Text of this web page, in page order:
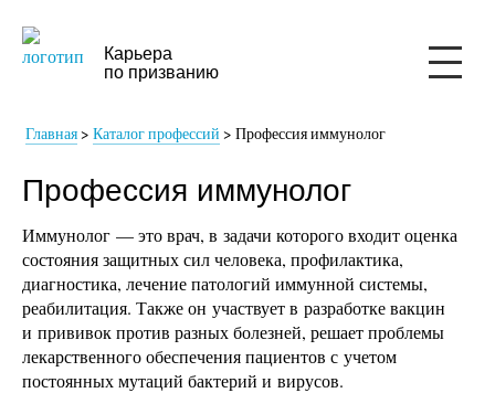
Карьера
по призванию
Главная> Каталог профессий > Профессия иммунолог
Профессия иммунолог
Иммунолог — это врач, в задачи которого входит оценка
состояния защитных сил человека, профилактика,
диагностика, лечение патологий иммунной системы,
реабилитация. Также он участвует в разработке вакцин
и прививок против разных болезней, решает проблемы
лекарственного обеспечения пациентов с учетом
постоянных мутаций бактерий и вирусов.